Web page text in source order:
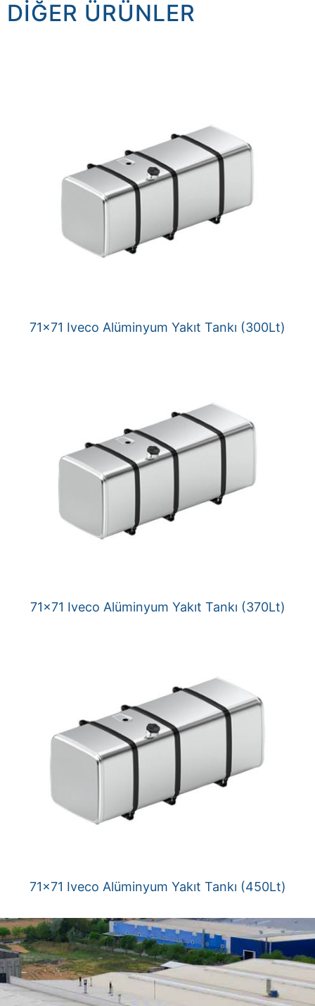
DIĞER ÜRÜNLER
71×71 Iveco Alüminyum Yakıt Tankı (300Lt)
71×71 Iveco Alüminyum Yakıt Tankı (370Lt)
71×71 Iveco Alüminyum Yakıt Tankı (450Lt)